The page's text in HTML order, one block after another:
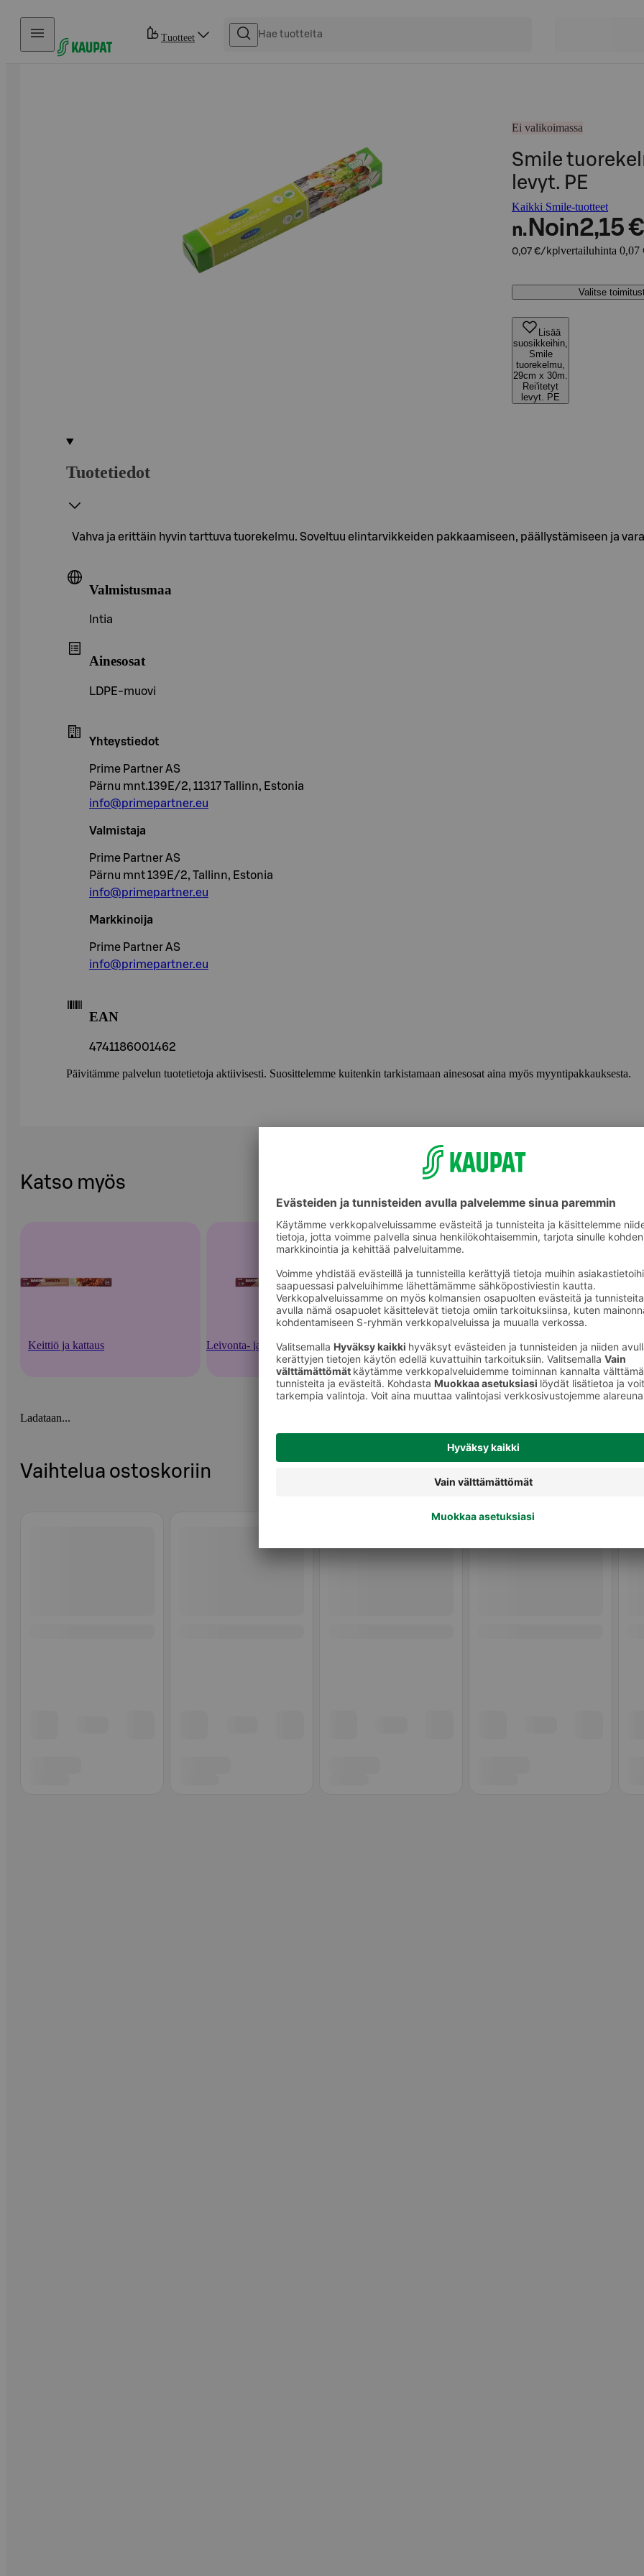
Hyppää sisältöön
Tuotteet
Ei valikoimassa
Smile
levyt. PE
Kaikki Smile-tuotteet
n. Noin2,15 €
0,07 €/kpl vertailuhinta 0,07
Valitse
Lisää
suosikkeihin,
Smile
tuorekelmu,
29cm x 30m.
Rei'itetyt
levyt. PE
Tuotetiedot
Vahva ja erittäin hyvin tarttuva tuorekelmu. Soveltuu elintarvikkeiden pakkaamiseen, päällystämiseen ja
Valmistusmaa
Intia
Ainesosat
LDPE-muovi
Yhteystiedot
Prime Partner AS
Pärnu mnt.139E/2, 11317 Tallinn, Estonia
info@primepartner.eu
Valmistaja
Prime Partner AS
Pärnu mnt 139E/2, Tallinn, Estonia
info@primepartner.eu
Markkinoija
Prime Partner AS
info@primepartner.eu
EAN
4741186001462
Päivitämme palvelun tuotetietoja aktiivisesti. Suosittelemme kuitenkin tarkistamaan ainesosat aina myös myyntipakkauksesta.
Katso myös
Keittiö ja kattaus Leivonta- ja ruoanlaittotarvikkeet Kelmut
Ladataan...
Vaihtelua ostoskoriin